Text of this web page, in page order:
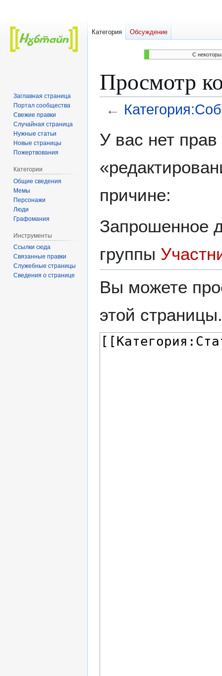
C
Просмотр
←
У вас нет
причине:
Запрошенное
группы
Вы можете
этой страницы.
Категория Обсуждение
Заглавная страница
Портал сообщества
Свежие правки
Случайная страница
Нужные статьи
Новые страницы
Пожертвования
Категории
Общие сведения
Мемы
Персонажи
Люди
Графомания
Инструменты
Ссылки сюда
Связанные правки
Служебные страницы
Сведения о странице